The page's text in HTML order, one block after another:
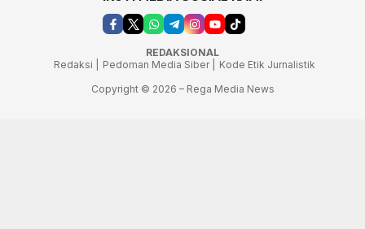
REDAKSIONAL
Redaksi |
Pedoman Media Siber |
Kode Etik Jurnalistik
Copyright © 2026 – Rega Media News